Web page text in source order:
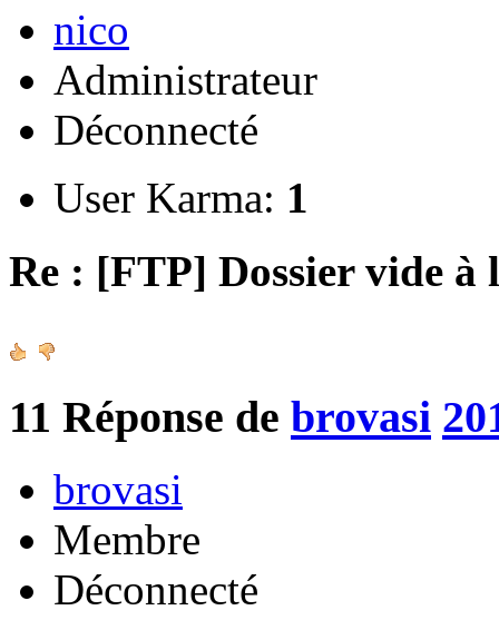
nico
Administrateur
Déconnecté
User Karma: 1
Re : [FTP] Dossier vide à
11 Réponse de brovasi
brovasi
Membre
Déconnecté